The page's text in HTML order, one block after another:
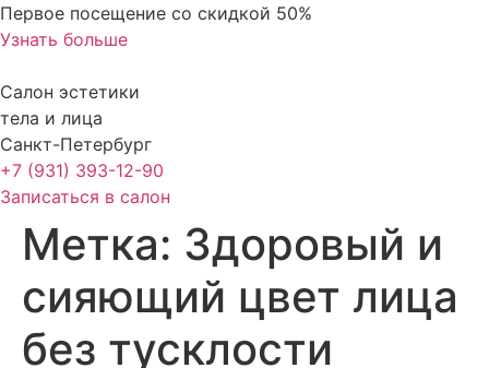
Перейти
к
Первое посещение со скидкой 50%
Узнать больше
Салон эстетики
тела и лица
Санкт-Петербург
+7 (931) 393-12-90
Записаться в салон
Метка: Здоровый и
сияющий цвет лица
без тусклости